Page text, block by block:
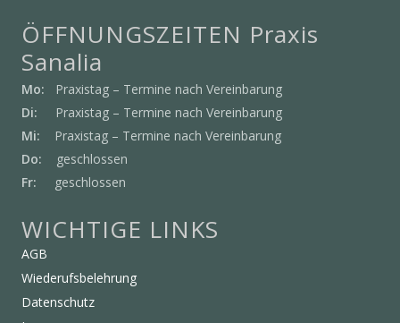
ÖFFNUNGSZEITEN Praxis
Sanalia
Mo: Praxistag – Termine nach Vereinbarung
Di: Praxistag – Termine nach Vereinbarung
Mi:
Praxistag – Termine nach Vereinbarung
Do: geschlossen
Fr: geschlossen
WICHTIGE LINKS
AGB
Wiederufsbelehrung
Datenschutz